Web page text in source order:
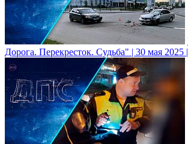
Дорога. Перекресток. Судьба" | 30 мая